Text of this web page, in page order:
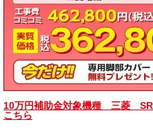
10万円補助金対象機種 三菱
こちら